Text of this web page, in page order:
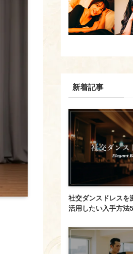
新着記事
社交ダンスドレスを
活用したい入手方法